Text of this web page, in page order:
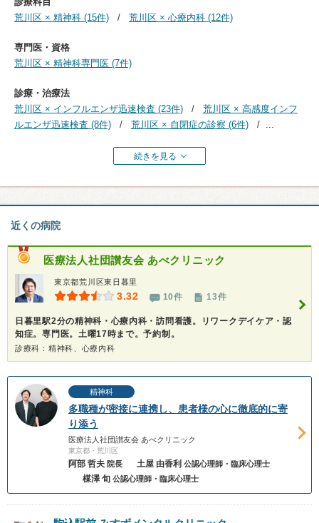
荒川区 × 精神科 (15件)
荒川区 × 心療内科 (12件)
専門医・資格
荒川区 × 精神科専門医 (7件)
診療・治療法
荒川区 × インフルエンザ迅速検査 (23件)
荒川区 × 高感度インフ
ルエンザ迅速検査 (8件)
荒川区 × 自閉症の診察 (6件) ...
続きを見る
近くの病院
医療法人社団讃友会 あべクリニック
東京都荒川区東日暮里
3.32 10件 13件
日暮里駅2分の精神科・心療内科・訪問看護。リワークデイケア・認
知症。専門医。土曜17時まで。予約制。
診療科：精神科、心療内科
精神科
多職種が密接に連携し、患者様の心に徹底的に寄
り添う
医療法人社団讃友会 あべクリニック
東京都・荒川区
阿部 哲夫 院長 土屋 由香利 公認心理師・臨床心理士
楳澤 旬 公認心理師・臨床心理士